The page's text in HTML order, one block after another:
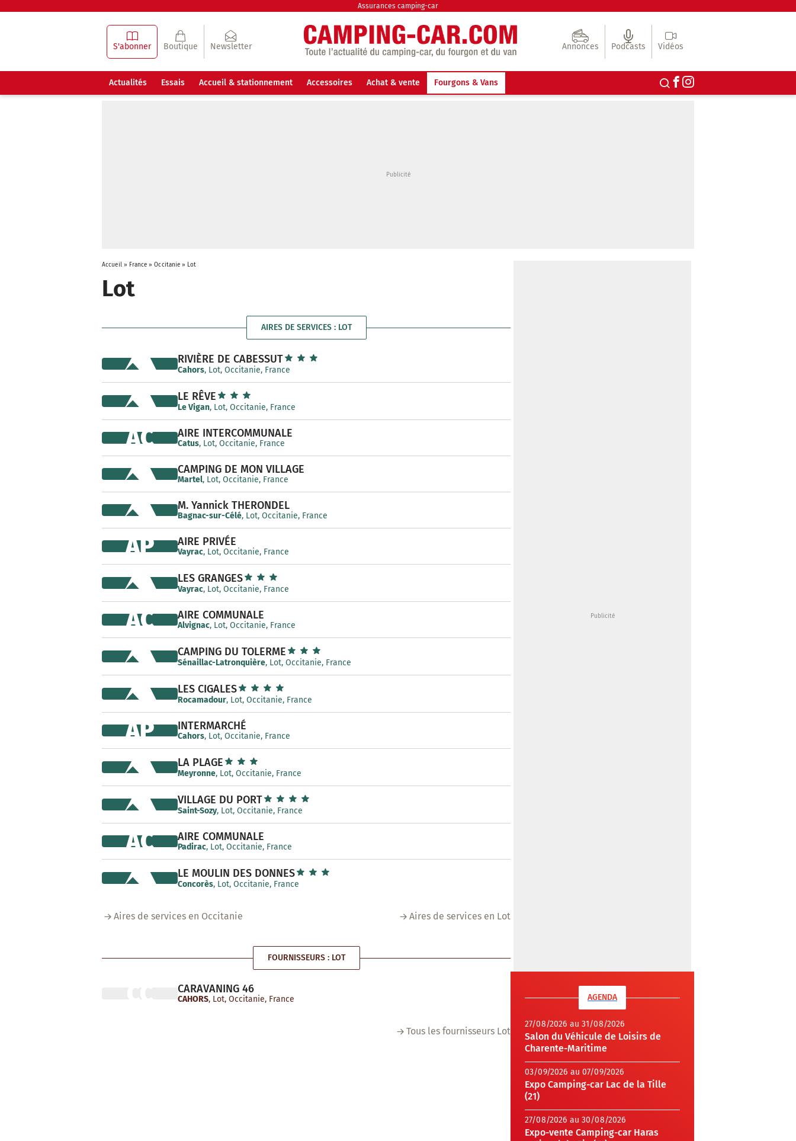
Assurances camping-car
S'abonner Boutique Newsletter Annonces Podcasts Vidéos
Actualités Essais Accueil & stationnement Accessoires Achat & vente Fourgons & Vans
Accueil» France »Occitanie » Lot
Lot
AIRES DE SERVICES : LOT
RIVIÈRE DE CABESSUT
Cahors, Lot, Occitanie, France
LE RÊVE
Le Vigan, Lot, Occitanie, France
AIRE INTERCOMMUNALE
Catus, Lot, Occitanie, France
AC
CAMPING DE MON VILLAGE
Martel, Lot, Occitanie, France
M. Yannick THERONDEL
Bagnac-sur-Célé, Lot, Occitanie, France
AIRE PRIVÉE
Vayrac, Lot, Occitanie, France
AP
LES GRANGES
Vayrac, Lot, Occitanie, France
AIRE COMMUNALE
Alvignac, Lot, Occitanie, France
AC
CAMPING DU TOLERME
Sénaillac-Latronquière, Lot, Occitanie, France
LES CIGALES
Rocamadour, Lot, Occitanie, France
INTERMARCHÉ
Cahors, Lot, Occitanie, France
AP
LA PLAGE
Meyronne, Lot, Occitanie, France
VILLAGE DU PORT
Saint-Sozy, Lot, Occitanie, France
AIRE COMMUNALE
Padirac, Lot, Occitanie, France
AC
LE MOULIN DES DONNES
Concorès, Lot, Occitanie, France
Aires de services en Occitanie Aires de services en Lot
FOURNISSEURS : LOT
CARAVANING 46
CAHORS, Lot, Occitanie, France
Tous les fournisseurs Lot
AGENDA
27/08/2026 au 31/08/2026
Salon du Véhicule de Loisirs de
Charente-Maritime
03/09/2026 au 07/09/2026
Expo Camping-car Lac de la Tille
(21)
27/08/2026 au 30/08/2026
Expo-vente Camping-car Haras